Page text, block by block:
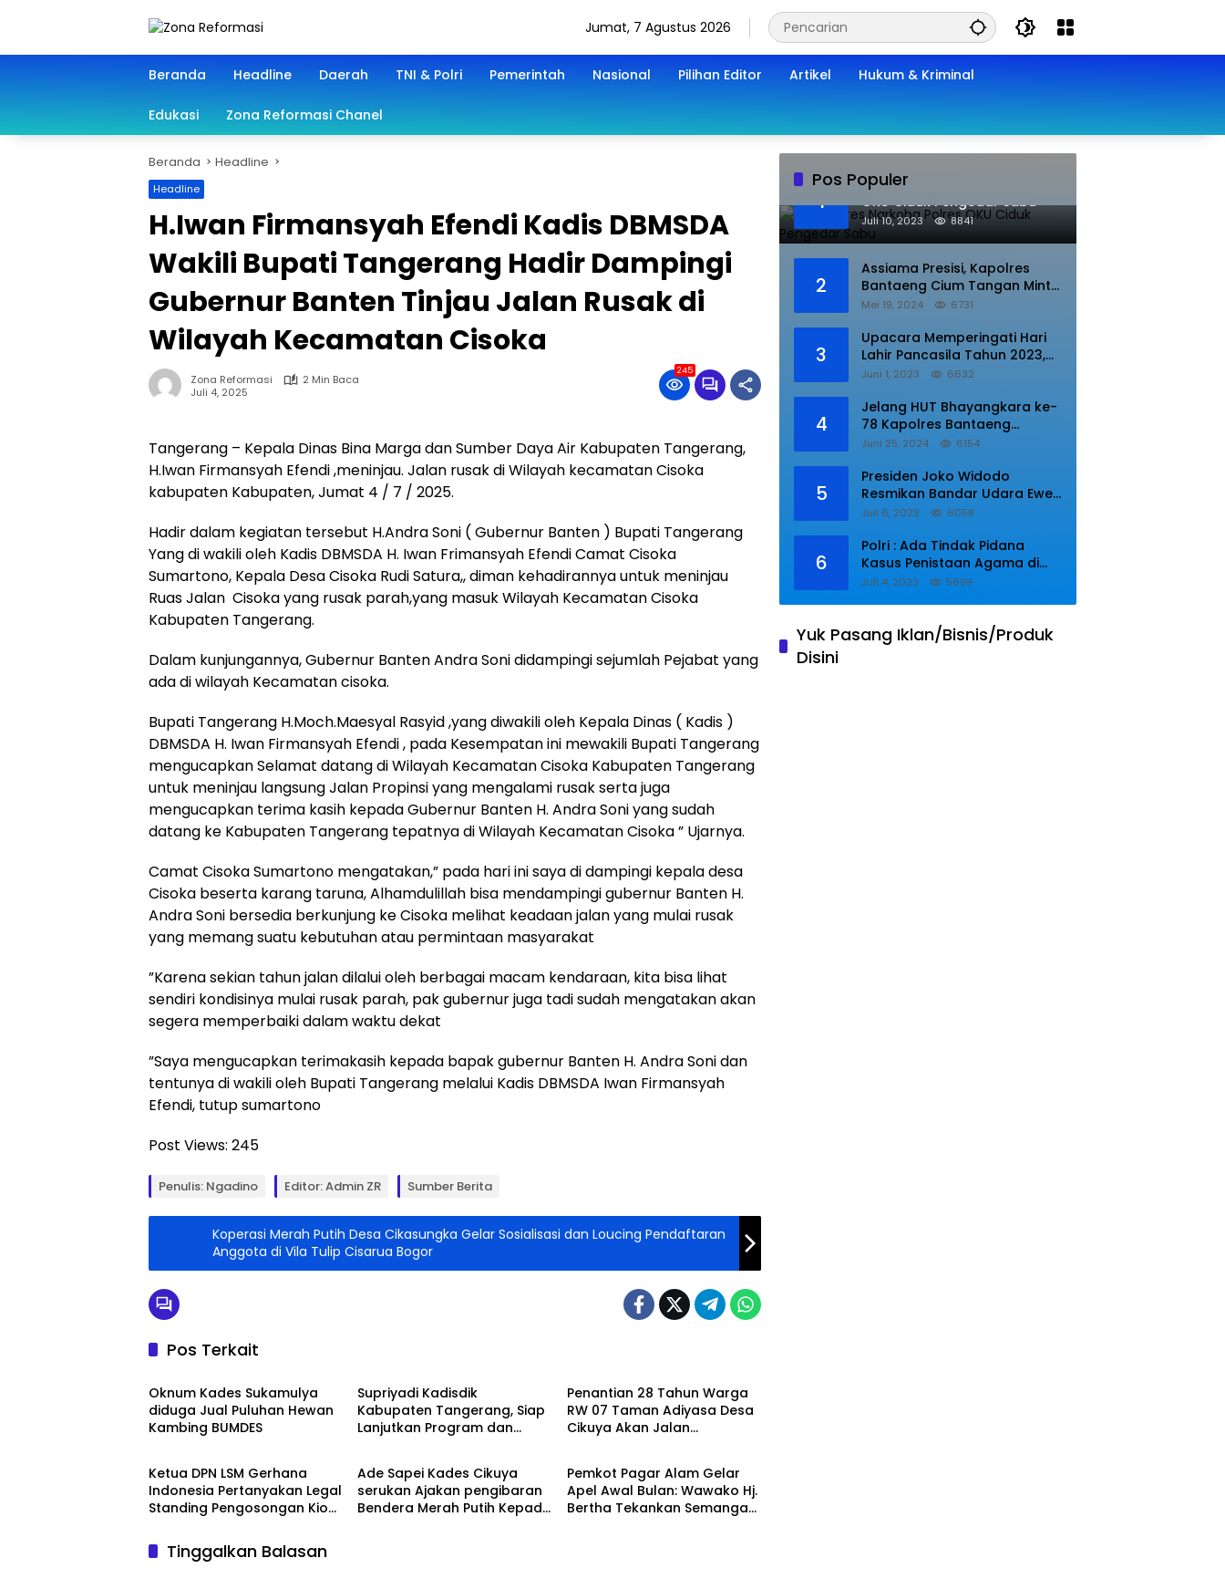
Jumat, 7 Agustus 2026
Beranda Headline Daerah TNI & Polri Pemerintah Nasional Pilihan Editor Artikel Hukum & Kriminal
Edukasi Zona Reformasi Chanel
Beranda Headline
Headline
H.Iwan Firmansyah Efendi Kadis DBMSDA
Wakili Bupati Tangerang Hadir Dampingi
Gubernur Banten Tinjau Jalan Rusak di
Wilayah Kecamatan Cisoka
Zona Reformasi
2 Min Baca
Juli 4, 2025
245
Tangerang – Kepala Dinas Bina Marga dan Sumber Daya Air Kabupaten Tangerang,
H.Iwan Firmansyah Efendi ,meninjau. Jalan rusak di Wilayah kecamatan Cisoka
kabupaten Kabupaten, Jumat 4 / 7 / 2025.
Hadir dalam kegiatan tersebut H.Andra Soni ( Gubernur Banten ) Bupati Tangerang
Yang di wakili oleh Kadis DBMSDA H. Iwan Frimansyah Efendi Camat Cisoka
Sumartono, Kepala Desa Cisoka Rudi Satura,, diman kehadirannya untuk meninjau
Ruas Jalan Cisoka yang rusak parah,yang masuk Wilayah Kecamatan Cisoka
Kabupaten Tangerang.
‎Dalam kunjungannya, Gubernur Banten Andra Soni didampingi sejumlah Pejabat yang
ada di wilayah Kecamatan cisoka.
Bupati Tangerang H.Moch.Maesyal Rasyid ,yang diwakili oleh Kepala Dinas ( Kadis )
DBMSDA H. Iwan Firmansyah Efendi , pada Kesempatan ini mewakili Bupati Tangerang
mengucapkan Selamat datang di Wilayah Kecamatan Cisoka Kabupaten Tangerang
untuk meninjau langsung Jalan Propinsi yang mengalami rusak serta juga
mengucapkan terima kasih kepada Gubernur Banten H. Andra Soni yang sudah
datang ke Kabupaten Tangerang tepatnya di Wilayah Kecamatan Cisoka ” Ujarnya.
‎Camat Cisoka Sumartono mengatakan,” pada hari ini saya di dampingi kepala desa
Cisoka beserta karang taruna, Alhamdulillah bisa mendampingi gubernur Banten H.
Andra Soni bersedia berkunjung ke Cisoka melihat keadaan jalan yang mulai rusak
yang memang suatu kebutuhan atau permintaan masyarakat
‎”Karena sekian tahun jalan dilalui oleh berbagai macam kendaraan, kita bisa lihat
sendiri kondisinya mulai rusak parah, pak gubernur juga tadi sudah mengatakan akan
segera memperbaiki dalam waktu dekat
‎”Saya mengucapkan terimakasih kepada bapak gubernur Banten H. Andra Soni dan
tentunya di wakili oleh Bupati Tangerang melalui Kadis DBMSDA Iwan Firmansyah
Efendi, tutup sumartono
Post Views: 245
Penulis: Ngadino Editor: Admin ZR Sumber Berita
Koperasi Merah Putih Desa Cikasungka Gelar Sosialisasi dan Loucing Pendaftaran
Anggota di Vila Tulip Cisarua Bogor
Pos Terkait
Headline
Oknum Kades Sukamulya
diduga Jual Puluhan Hewan
Kambing BUMDES
Supriyadi Kadisdik
Kabupaten Tangerang, Siap
Lanjutkan Program dan
Penantian 28 Tahun Warga
RW 07 Taman Adiyasa Desa
Cikuya Akan Jalan
Headline
Ketua DPN LSM Gerhana
Indonesia Pertanyakan Legal
Standing Pengosongan Kios
Tigaraksa
Headline
Ade Sapei Kades Cikuya
serukan Ajakan pengibaran
Bendera Merah Putih Kepada
Headline
Pemkot Pagar Alam Gelar
Apel Awal Bulan: Wawako Hj.
Bertha Tekankan Semangat
Tinggalkan Balasan
Pos Populer
1
Lagi, Satres Narkoba Polres
OKU Ciduk Pengedar Sabu
Juli 10, 2023 8841
2
Assiama Presisi, Kapolres
Bantaeng Cium Tangan Minta
di Doakan.
Mei 19, 2024 6731
3
Upacara Memperingati Hari
Lahir Pancasila Tahun 2023,
Wakapolres Lampung Utara
RI.
Juni 1, 2023 6632
4
Jelang HUT Bhayangkara ke-
78 Kapolres Bantaeng
Resmikan Sumur Bor di Desa
Juni 25, 2024 6154
5
Presiden Joko Widodo
Resmikan Bandar Udara Ewer
di Asmat
Juli 6, 2023 6058
6
Polri : Ada Tindak Pidana
Kasus Penistaan Agama di
Ponpes Al Zaytun
Juli 4, 2023 5699
Yuk Pasang Iklan/Bisnis/Produk
Disini